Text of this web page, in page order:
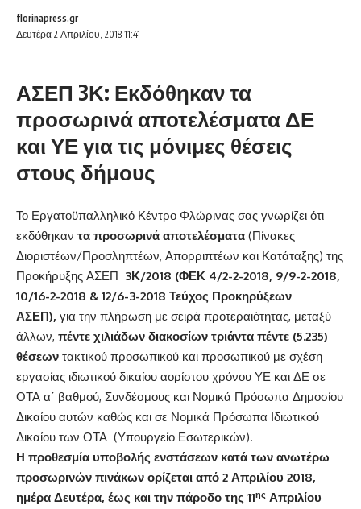
Δευτέρα 2 Απριλίου, 2018 11:41
florinapress.gr
ΑΣΕΠ 3Κ: Εκδόθηκαν τα
προσωρινά αποτελέσματα ΔΕ
και ΥΕ για τις μόνιμες θέσεις
στους δήμους
Το Εργατοϋπαλληλικό Κέντρο Φλώρινας σας γνωρίζει ότι
εκδόθηκαν τα προσωρινά αποτελέσματα (Πίνακες
Διοριστέων/Προσληπτέων, Απορριπτέων και Κατάταξης) της
Προκήρυξης ΑΣΕΠ 3Κ/2018 (ΦΕΚ 4/2-2-2018, 9/9-2-2018,
10/16-2-2018 & 12/6-3-2018 Τεύχος Προκηρύξεων
ΑΣΕΠ), για την πλήρωση με σειρά προτεραιότητας, μεταξύ
άλλων, πέντε χιλιάδων διακοσίων τριάντα πέντε (5.235)
θέσεων τακτικού προσωπικού και προσωπικού με σχέση
εργασίας ιδιωτικού δικαίου αορίστου χρόνου ΥΕ και ΔΕ σε
ΟΤΑ α΄ βαθμού, Συνδέσμους και Νομικά Πρόσωπα Δημοσίου
Δικαίου αυτών καθώς και σε Νομικά Πρόσωπα Ιδιωτικού
Δικαίου των ΟΤΑ (Υπουργείο Εσωτερικών).
Η προθεσμία υποβολής ενστάσεων κατά των ανωτέρω
προσωρινών πινάκων ορίζεται από 2 Απριλίου 2018,
ημέρα Δευτέρα, έως και την πάροδο της 11ης Απριλίου